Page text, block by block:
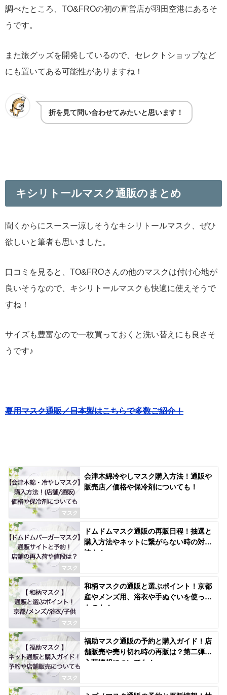
調べたところ、TO&FROの初の直営店が羽田空港にあるそ
うです。
また旅グッズを開発しているので、セレクトショップなど
にも置いてある可能性がありますね！
折を見て問い合わせてみたいと思います！
キシリトールマスク通販のまとめ
聞くからにスースー涼しそうなキシリトールマスク、ぜひ
欲しいと筆者も思いました。
口コミを見ると、TO&FROさんの他のマスクは付け心地が
良いそうなので、キシリトールマスクも快適に使えそうで
すね！
サイズも豊富なので一枚買っておくと洗い替えにも良さそ
うです♪
夏用マスク通販／日本製はこちらで多数ご紹介！
マスク
会津木綿冷やしマスク購入方法！通販や
販売店／価格や保冷剤についても！
マスク
ドムドムマスク通販の再販日程！抽選と
購入方法やネットに繋がらない時の対処
法も！
マスク
和柄マスクの通販と選ぶポイント！京都
産やメンズ用、浴衣や手ぬぐいを使った
ものも！
マスク
福助マスク通販の予約と購入ガイド！店
舗販売や売り切れ時の再販は？第二弾の
入荷情報についても！